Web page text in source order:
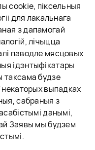
cookie, піксельныя
для лакальнага
з дапамогай
лічыцца
паводле мясцовых
ідэнтыфікатары
таксама будзе
некаторых выпадках
сабраныя з
данымі,
Заявы мы будзем